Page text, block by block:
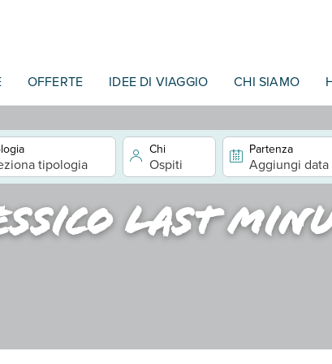
OFFERTE IDEE DI VIAGGIO CHI SIAMO
tipologia
Chi
Ospiti
Partenza
Aggiungi data
last